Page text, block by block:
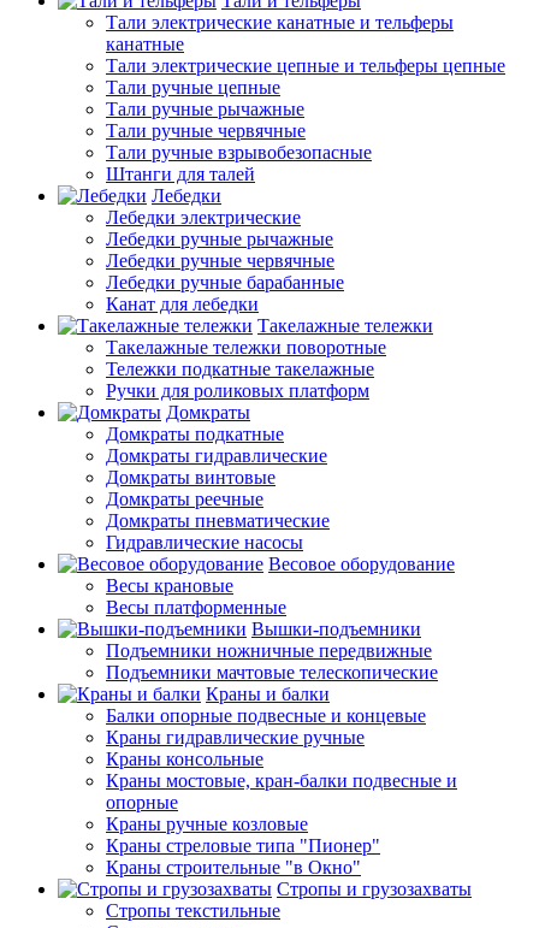
Тали электрические канатные и тельферы
канатные
Тали электрические цепные и тельферы цепные
Тали ручные цепные
Тали ручные рычажные
Тали ручные червячные
Тали ручные взрывобезопасные
Штанги для талей
Лебедки
Лебедки электрические
Лебедки ручные рычажные
Лебедки ручные червячные
Лебедки ручные барабанные
Канат для лебедки
Такелажные тележки
Такелажные тележки поворотные
Тележки подкатные такелажные
Ручки для роликовых платформ
Домкраты
Домкраты подкатные
Домкраты гидравлические
Домкраты винтовые
Домкраты реечные
Домкраты пневматические
Гидравлические насосы
Весовое оборудование
Весы крановые
Весы платформенные
Вышки-подъемники
Подъемники ножничные передвижные
Подъемники мачтовые телескопические
Краны и балки
Балки опорные подвесные и концевые
Краны гидравлические ручные
Краны консольные
Краны мостовые, кран-балки подвесные и
опорные
Краны ручные козловые
Краны стреловые типа "Пионер"
Краны строительные "в Окно"
Стропы и грузозахваты
Стропы текстильные